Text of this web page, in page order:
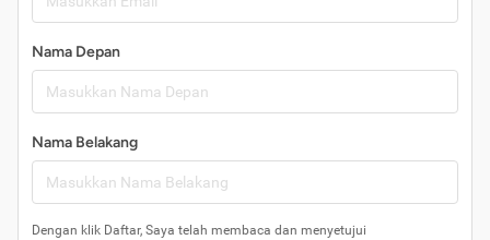
Nama Depan
Nama Belakang
Dengan klik Daftar, Saya telah membaca dan menyetujui